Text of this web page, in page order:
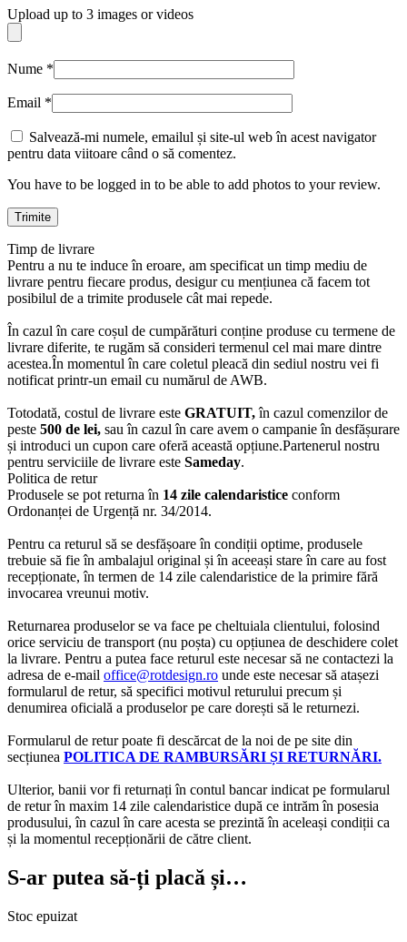
Upload up to 3 images or videos
Nume *
Email *
Salvează-mi numele, emailul și site-ul web în acest navigator
pentru data viitoare când o să comentez.
You have to be logged in to be able to add photos to your review.
Timp de livrare
Pentru a nu te induce în eroare, am specificat un timp mediu de
livrare pentru fiecare produs, desigur cu mențiunea că facem tot
posibilul de a trimite produsele cât mai repede.
În cazul în care coșul de cumpărături conține produse cu termene de
livrare diferite, te rugăm să consideri termenul cel mai mare dintre
acestea.În momentul în care coletul pleacă din sediul nostru vei fi
notificat printr-un email cu numărul de AWB.
Totodată, costul de livrare este GRATUIT,în cazul comenzilor de
peste 500 de lei, sau în cazul în care avem o campanie în desfășurare
și introduci un cupon care oferă această opțiune.Partenerul nostru
pentru serviciile de livrare este Sameday.
Politica de retur
Produsele se pot returna în 14 zile calendaristice conform
Ordonanței de Urgență nr. 34/2014.
Pentru ca returul să se desfășoare în condiții optime, produsele
trebuie să fie în ambalajul original și în aceeași stare în care au fost
recepționate, în termen de 14 zile calendaristice de la primire fără
invocarea vreunui motiv.
Returnarea produselor se va face pe cheltuiala clientului, folosind
orice serviciu de transport (nu poșta) cu opțiunea de deschidere colet
la livrare. Pentru a putea face returul este necesar să ne contactezi la
adresa de e-mail office@rotdesign.ro unde este necesar să atașezi
formularul de retur, să specifici motivul returului precum și
denumirea oficială a produselor pe care dorești să le returnezi.
Formularul de retur poate fi descărcat de la noi de pe site din
secțiunea POLITICA DE RAMBURSĂRI ȘI RETURNĂRI.
Ulterior, banii vor fi returnați în contul bancar indicat pe formularul
de retur în maxim 14 zile calendaristice după ce intrăm în posesia
produsului, în cazul în care acesta se prezintă în aceleași condiții ca
și la momentul recepționării de către client.
S-ar putea să-ți placă și…
Stoc epuizat